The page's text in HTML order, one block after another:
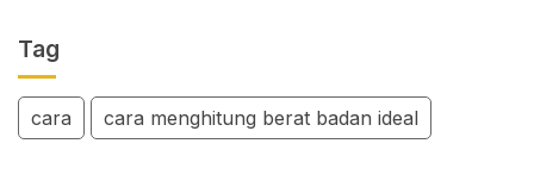
Tag
cara cara menghitung berat badan ideal